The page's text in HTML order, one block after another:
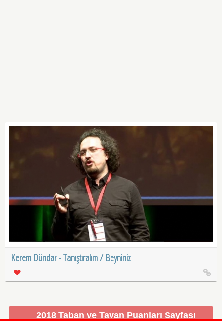
Kerem Dündar - Tanıştıralım / Beyniniz
2018 Taban ve Tavan Puanları Sayfası